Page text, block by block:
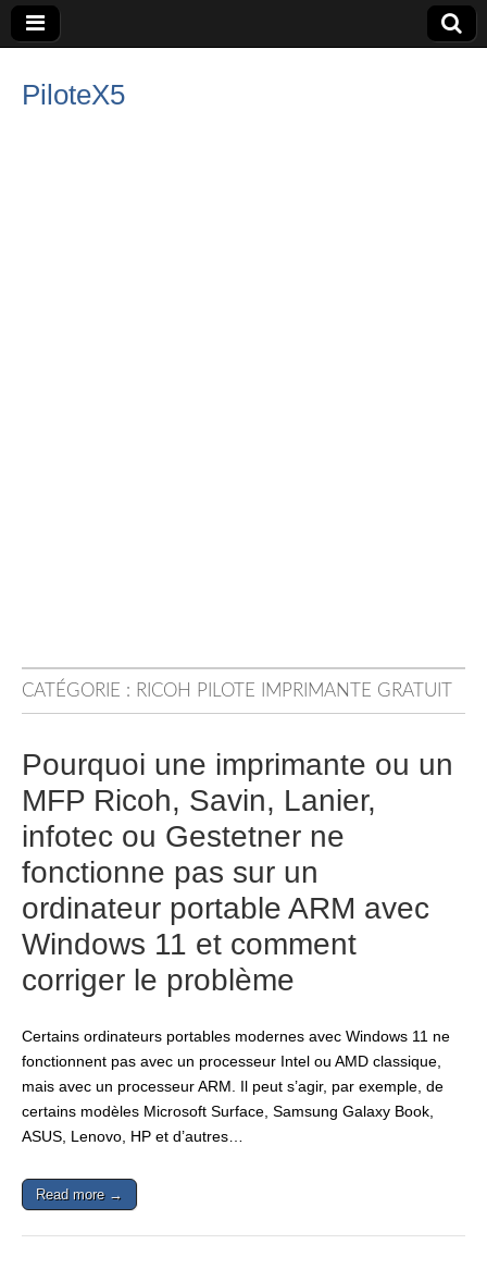
PiloteX5
CATÉGORIE : RICOH PILOTE IMPRIMANTE GRATUIT
Pourquoi une imprimante ou un
MFP Ricoh, Savin, Lanier,
infotec ou Gestetner ne
fonctionne pas sur un
ordinateur portable ARM avec
Windows 11 et comment
corriger le problème
Certains ordinateurs portables modernes avec Windows 11 ne
fonctionnent pas avec un processeur Intel ou AMD classique,
mais avec un processeur ARM. Il peut s’agir, par exemple, de
certains modèles Microsoft Surface, Samsung Galaxy Book,
ASUS, Lenovo, HP et d’autres…
Read more →